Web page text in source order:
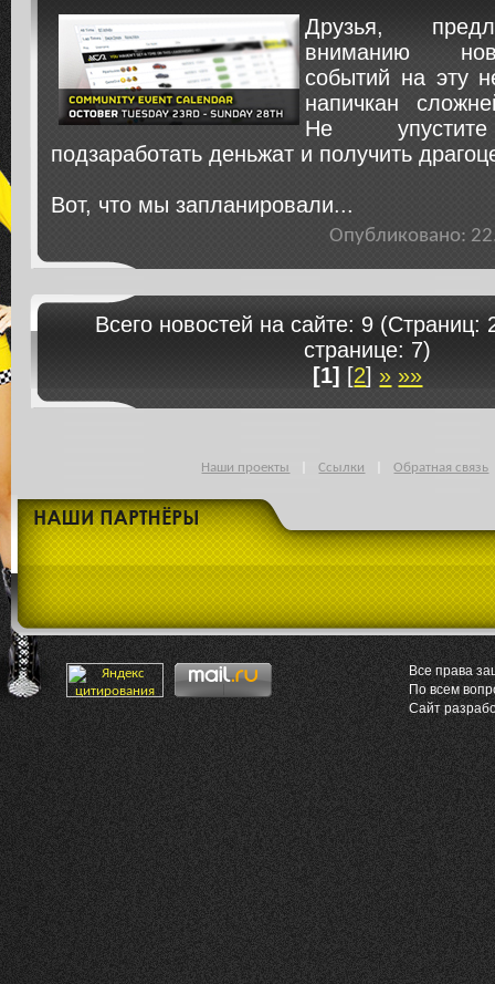
Друзья,
вниманию
событий на эту
напичкан
Не упустите
подзаработать деньжат и получить
Вот, что мы запланировали...
Опубликовано:
Всего новостей на сайте: 9 (Страниц:
странице: 7)
[1] [2] » »»
Наши проекты Ссылки Обратная связь
Все права
По всем
Сайт